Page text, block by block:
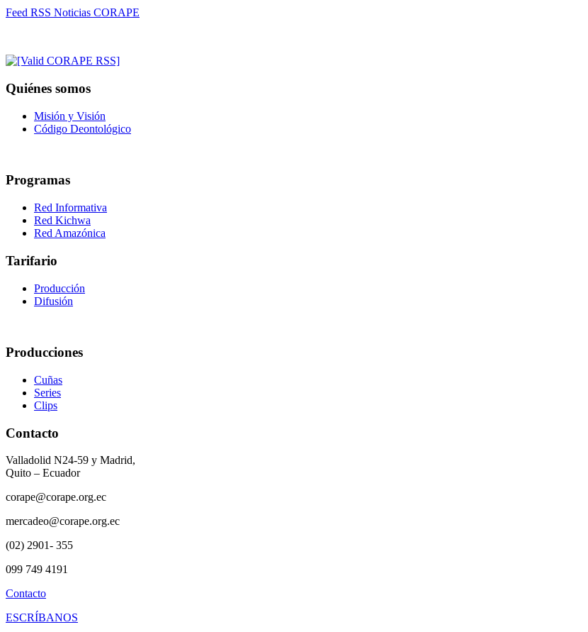
Feed RSS Noticias CORAPE
Quiénes somos
Misión y Visión
Código Deontológico
Programas
Red Informativa
Red Kichwa
Red Amazónica
Tarifario
Producción
Difusión
Producciones
Cuñas
Series
Clips
Contacto
Valladolid N24-59 y Madrid,
Quito – Ecuador
corape@corape.org.ec
mercadeo@corape.org.ec
(02) 2901- 355
099 749 4191
Contacto
ESCRÍBANOS